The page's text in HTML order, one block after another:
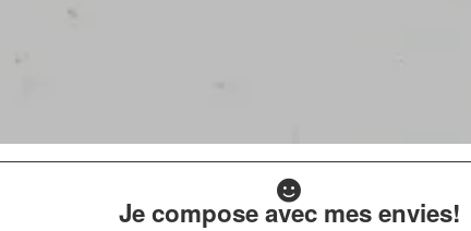
Je compose avec mes envies!